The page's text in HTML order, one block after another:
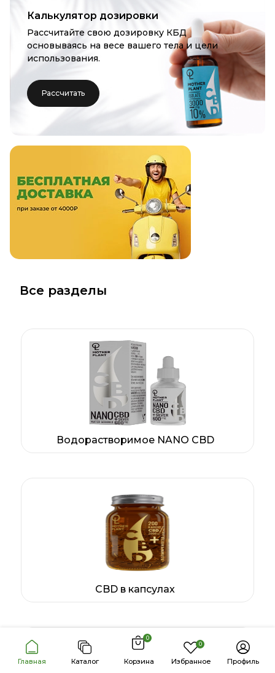
Главная Каталог
0
Корзина
0
Избранное Профиль
Калькулятор дозировки
Рассчитайте свою дозировку КБД
основываясь на весе вашего тела и цели
использования.
Рассчитать
Все разделы
Водорастворимое NANO CBD
CBD в капсулах